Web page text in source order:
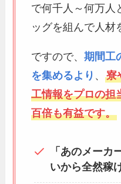
で何千人～何万人
ッグを組んで人材
ですので、期間工
を集めるより 、寮
工情報をプロの担
百倍も有益です。
「あのメーカ
いから全然稼